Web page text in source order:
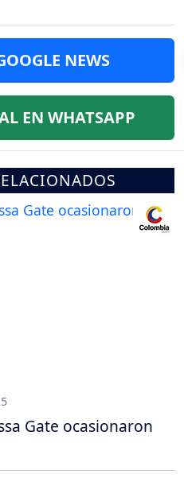
NEWS
EN WHATSAPP
Gate ocasionaron